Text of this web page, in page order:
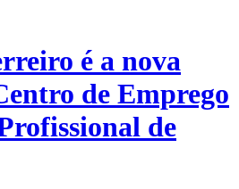
é a nova
de Emprego
de